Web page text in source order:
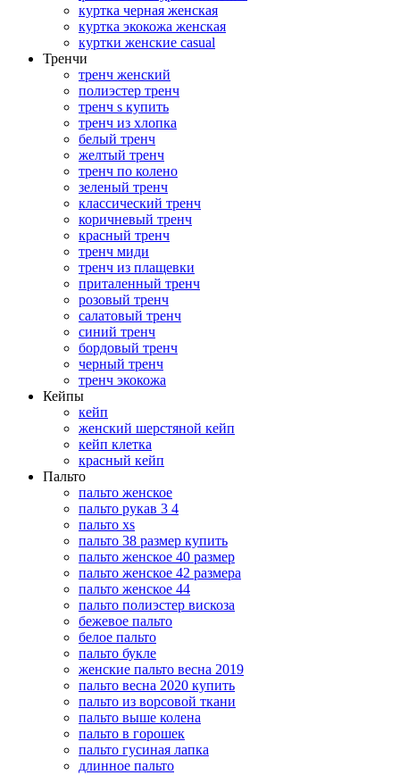
куртка черная женская
куртка экокожа женская
куртки женские casual
Тренчи
тренч женский
полиэстер тренч
тренч s купить
тренч из хлопка
белый тренч
желтый тренч
тренч по колено
зеленый тренч
классический тренч
коричневый тренч
красный тренч
тренч миди
тренч из плащевки
приталенный тренч
розовый тренч
салатовый тренч
синий тренч
бордовый тренч
черный тренч
тренч экокожа
Кейпы
кейп
женский шерстяной кейп
кейп клетка
красный кейп
Пальто
пальто женское
пальто рукав 3 4
пальто xs
пальто 38 размер купить
пальто женское 40 размер
пальто женское 42 размера
пальто женское 44
пальто полиэстер вискоза
бежевое пальто
белое пальто
пальто букле
женские пальто весна 2019
пальто весна 2020 купить
пальто из ворсовой ткани
пальто выше колена
пальто в горошек
пальто гусиная лапка
длинное пальто